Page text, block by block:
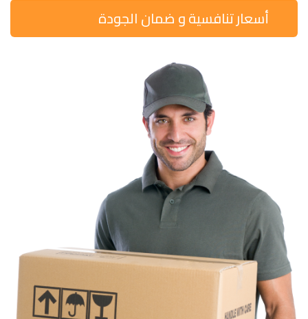
أسعار تنافسية و ضمان الجودة